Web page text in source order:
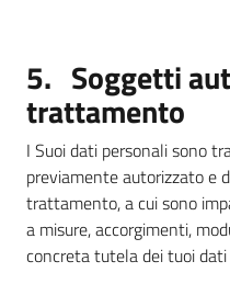
5. Soggetti
trattamento
I Suoi dati personali sono
previamente autorizzato e
trattamento, a cui sono
a misure, accorgimenti,
concreta tutela dei tuoi dati